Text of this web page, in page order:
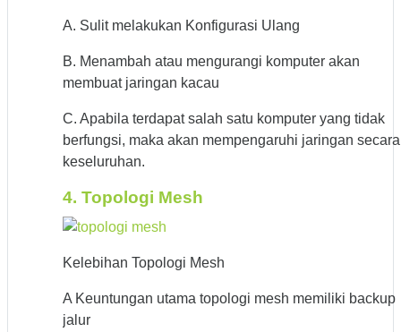
A. Sulit melakukan Konfigurasi Ulang
B. Menambah atau mengurangi komputer akan
membuat jaringan kacau
C. Apabila terdapat salah satu komputer yang tidak
berfungsi, maka akan mempengaruhi jaringan secara
keseluruhan.
4. Topologi Mesh
Kelebihan Topologi Mesh
A Keuntungan utama topologi mesh memiliki backup
jalur